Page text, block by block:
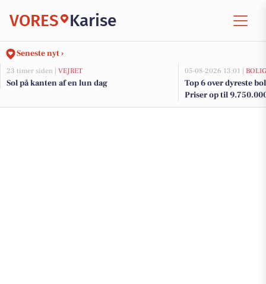
VORES Karise
Seneste nyt ›
23 timer siden | VEJRET
Sol på kanten af en lun dag
05-08-2026 13:01 |
Top 6 over dyreste
Priser op til